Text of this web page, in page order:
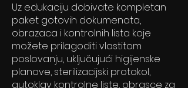
Uz edukaciju dobivate kompletan
paket gotovih dokumenata,
obrazaca i kontrolnih lista koje
možete prilagoditi vlastitom
poslovanju, uključujući higijenske
planove, sterilizacijski protokol,
autoklav kontrolne liste, obrasce za